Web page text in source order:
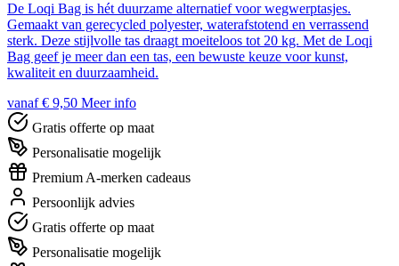
De Loqi Bag is hét duurzame alternatief voor wegwerptasjes.
Gemaakt van gerecycled polyester, waterafstotend en verrassend
sterk. Deze stijlvolle tas draagt moeiteloos tot 20 kg. Met de Loqi
Bag geef je meer dan een tas, een bewuste keuze voor kunst,
kwaliteit en duurzaamheid.
vanaf € 9,50 Meer info
Gratis offerte op maat
Personalisatie mogelijk
Premium A-merken cadeaus
Persoonlijk advies
Gratis offerte op maat
Personalisatie mogelijk